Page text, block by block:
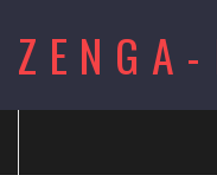
content